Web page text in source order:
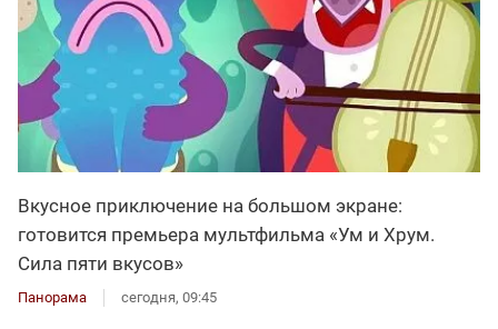
Вкусное приключение на большом экране:
готовится премьера мультфильма «Ум и Хрум.
Сила пяти вкусов»
Панорама сегодня, 09:45